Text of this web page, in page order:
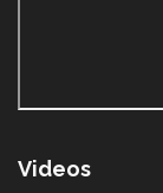
Videos